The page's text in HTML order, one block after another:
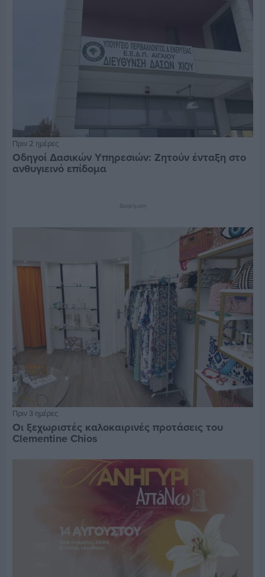
Πριν 2 ημέρες
Οδηγοί Δασικών Υπηρεσιών: Ζητούν ένταξη στο
ανθυγιεινό επίδομα
Διαφήμιση
Πριν 3 ημέρες
Οι ξεχωριστές καλοκαιρινές προτάσεις του
Clementine Chios